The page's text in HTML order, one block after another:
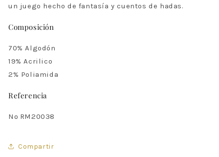
un juego hecho de fantasía y cuentos de hadas.
Composición
70% Algodón
19% Acrilico
2% Poliamida
Referencia
Nº RM20038
Compartir